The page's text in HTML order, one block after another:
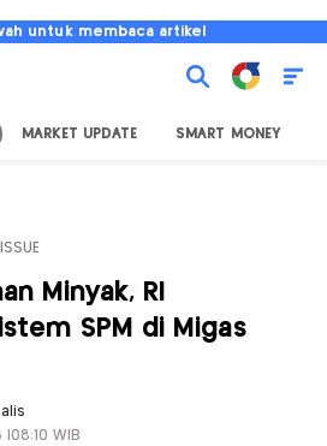
untuk membaca artikel
MARKET UPDATE SMART MONEY
Minyak, RI
SPM di Migas
|08:10 WIB